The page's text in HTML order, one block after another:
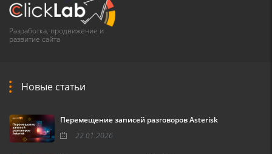
Разработка, продвижение и
развитие сайта
Новые статьи
Перемещение записей разговоров Asterisk
22.01.2026